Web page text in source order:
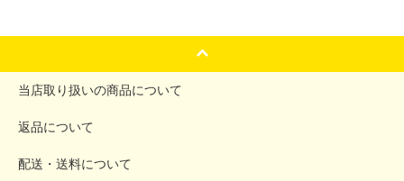
当店取り扱いの商品について
返品について
配送・送料について